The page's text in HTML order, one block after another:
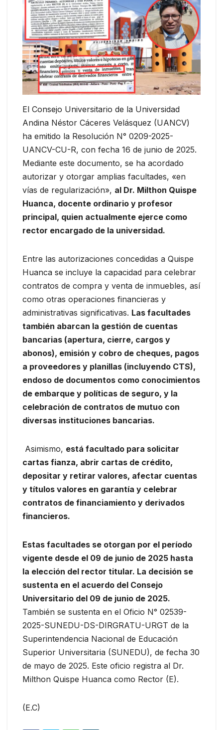
El Consejo Universitario de la Universidad
Andina Néstor Cáceres Velásquez (UANCV)
ha emitido la Resolución N° 0209-2025-
UANCV-CU-R, con fecha 16 de junio de 2025.
Mediante este documento, se ha acordado
autorizar y otorgar amplias facultades, «en
vías de regularización», al Dr. Milthon Quispe
Huanca, docente ordinario y profesor
principal, quien actualmente ejerce como
rector encargado de la universidad.
Entre las autorizaciones concedidas a Quispe
Huanca se incluye la capacidad para celebrar
contratos de compra y venta de inmuebles, así
como otras operaciones financieras y
administrativas significativas. Las facultades
también abarcan la gestión de cuentas
bancarias (apertura, cierre, cargos y
abonos), emisión y cobro de cheques, pagos
a proveedores y planillas (incluyendo CTS),
endoso de documentos como conocimientos
de embarque y políticas de seguro, y la
celebración de contratos de mutuo con
diversas instituciones bancarias.
Asimismo, está facultado para solicitar
cartas fianza, abrir cartas de crédito,
depositar y retirar valores, afectar cuentas
y títulos valores en garantía y celebrar
contratos de financiamiento y derivados
financieros.
Estas facultades se otorgan por el período
vigente desde el 09 de junio de 2025 hasta
la elección del rector titular. La decisión se
sustenta en el acuerdo del Consejo
Universitario del 09 de junio de 2025.
También se sustenta en el Oficio N° 02539-
2025-SUNEDU-DS-DIRGRATU-URGT de la
Superintendencia Nacional de Educación
Superior Universitaria (SUNEDU), de fecha 30
de mayo de 2025. Este oficio registra al Dr.
Milthon Quispe Huanca como Rector (E).
(E.C)